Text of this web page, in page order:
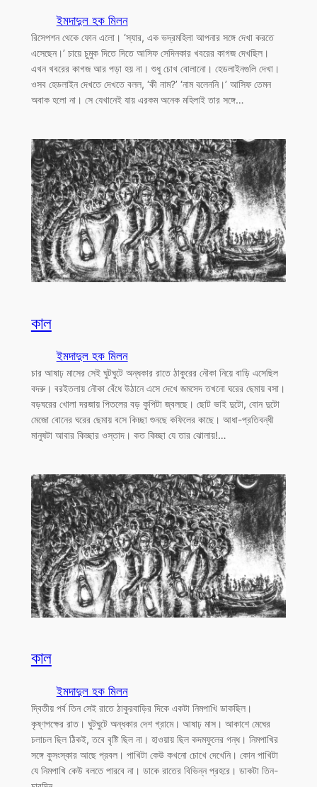
ইমদাদুল হক মিলন
রিসেপশন থেকে ফোন এলো। ‘স্যার, এক ভদ্রমহিলা আপনার সঙ্গে দেখা করতে
এসেছেন।’ চায়ে চুমুক দিতে দিতে আসিফ সেদিনকার খবরের কাগজ দেখছিল।
এখন খবরের কাগজ আর পড়া হয় না। শুধু চোখ বোলানো। হেডলাইনগুলি দেখা।
ওসব হেডলাইন দেখতে দেখতে বলল, ‘কী নাম?’ ‘নাম বলেননি।’ আসিফ তেমন
অবাক হলো না। সে যেখানেই যায় এরকম অনেক মহিলাই তার সঙ্গে…
কাল
ইমদাদুল হক মিলন
চার আষাঢ় মাসের সেই ঘুটঘুটে অন্ধকার রাতে ঠাকুরের নৌকা নিয়ে বাড়ি এসেছিল
বদরু। বরইতলায় নৌকা বেঁধে উঠানে এসে দেখে জমসেদ তখনো ঘরের ছেমায় বসা।
বড়ঘরের খোলা দরজায় পিতলের বড় কুপিটা জ্বলছে। ছোট ভাই দুটো, বোন দুটো
মেজো বোনের ঘরের ছেমায় বসে কিচ্ছা শুনছে কফিলের কাছে। আধা-প্রতিবন্ধী
মানুষটা আবার কিচ্ছার ওস্তাদ। কত কিচ্ছা যে তার ঝোলায়!…
কাল
ইমদাদুল হক মিলন
দ্বিতীয় পর্ব তিন সেই রাতে ঠাকুরবাড়ির দিকে একটা নিমপাখি ডাকছিল।
কৃষ্ণপক্ষের রাত। ঘুটঘুটে অন্ধকার দেশ গ্রামে। আষাঢ় মাস। আকাশে মেঘের
চলাচল ছিল ঠিকই, তবে বৃষ্টি ছিল না। হাওয়ায় ছিল কদমফুলের গন্ধ। নিমপাখির
সঙ্গে কুসংস্কার আছে প্রবল। পাখিটা কেউ কখনো চোখে দেখেনি। কোন পাখিটা
যে নিমপাখি কেউ বলতে পারবে না। ডাকে রাতের বিভিন্ন প্রহরে। ডাকটা তিন-